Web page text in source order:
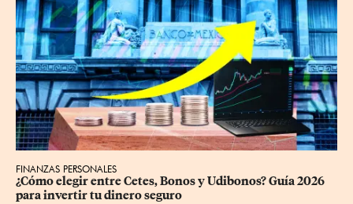
FINANZAS PERSONALES
¿Cómo elegir entre Cetes, Bonos y Udibonos? Guía 2026
para invertir tu dinero seguro